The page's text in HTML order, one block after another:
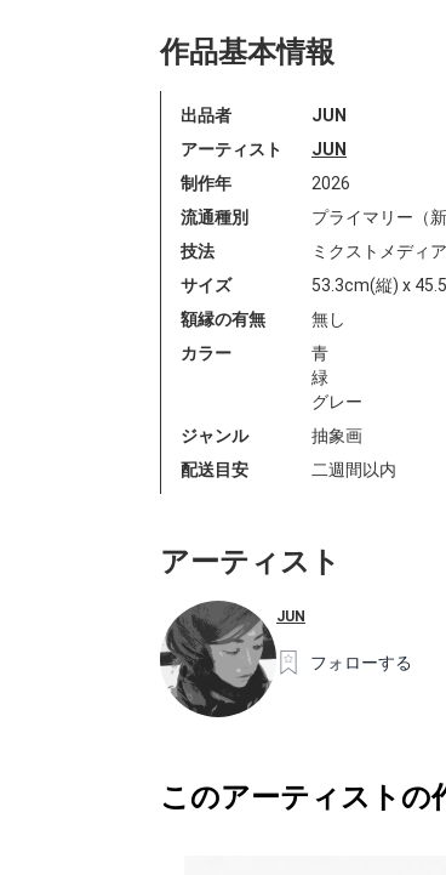
作品基本情報
出品者
JUN
アーティスト
JUN
制作年
2026
流通種別
プライマリー（新
技法
ミクストメディア
サイズ
53.3cm(縦) x
額縁の有無
無し
カラー
青
緑
グレー
ジャンル
抽象画
配送目安
二週間以内
アーティスト
JUN
フォローする
このアーティストの